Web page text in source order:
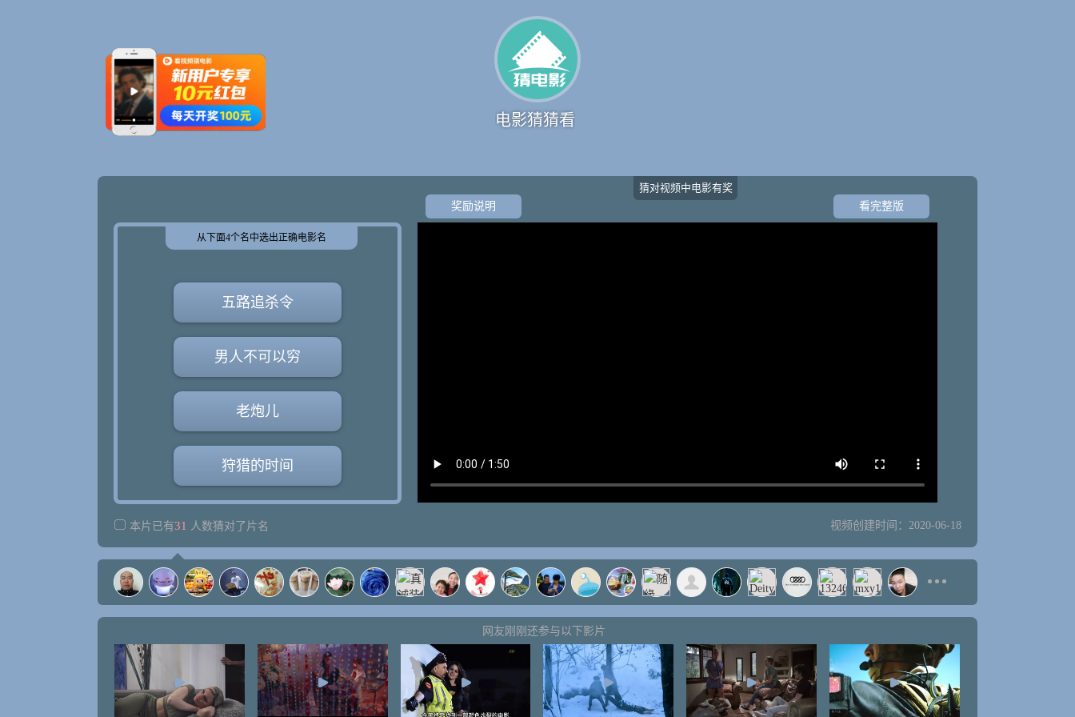
电影猜猜看
从下面4个名中选出正确电影名
奖励说明
猜对视频中电影有奖
看完整版
五路追杀令
男人不可以穷
老炮儿
狩猎的时间
本片已有31 人数猜对了片名 视频创建时间：2020-06-18
网友刚刚还参与以下影片